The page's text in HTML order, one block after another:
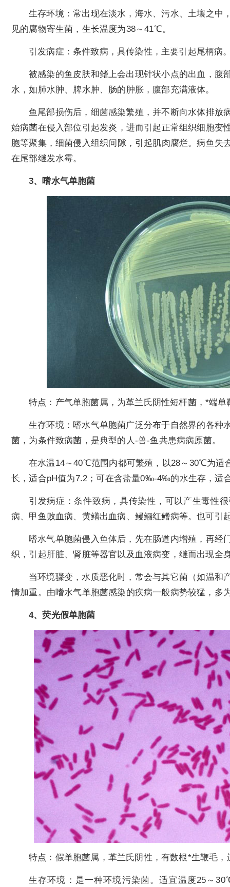
生存环境：常出现在淡水，海水、污水、土壤之中
见的腐物寄生菌，生长温度为38～41℃。
引发病症：条件致病，具传染性，主要引起尾柄病
被感染的鱼皮肤和鳍上会出现针状小点的出血，腹
水，如肺水肿、脾水肿、肠的肿胀，腹部充满液体。
鱼尾部损伤后，细菌感染繁殖，并不断向水体排放
始病菌在侵入部位引起发炎，进而引起正常组织细胞变
胞等聚集，细菌侵入组织间隙，引起肌肉腐烂。病鱼失
在尾部继发水霉。
3、嗜水气单胞菌
特点：产气单胞菌属，为革兰氏阴性短杆菌，*端
生存环境：嗜水气单胞菌广泛分布于自然界的各种
菌，为条件致病菌，是典型的人-兽-鱼共患病病原菌。
在水温14～40℃范围内都可繁殖，以28～30℃为适
长，适合pH值为7.2；可在含盐量0‰-4‰的水生存，适
引发病症：条件致病，具传染性，可以产生毒性
病、甲鱼败血病、黄鳝出血病、鳗鲡红鳍病等。也可引
嗜水气单胞菌侵入鱼体后，先在肠道内增殖，再经
织，引起肝脏、肾脏等器官以及血液病变，继而出现全
当环境骤变，水质恶化时，常会与其它菌（如温和
情加重。由嗜水气单胞菌感染的疾病一般病势较猛，多
4、荧光假单胞菌
特点：假单胞菌属，革兰氏阴性，有数根*生鞭毛，
生存环境：是一种环境污染菌。适宜温度25～